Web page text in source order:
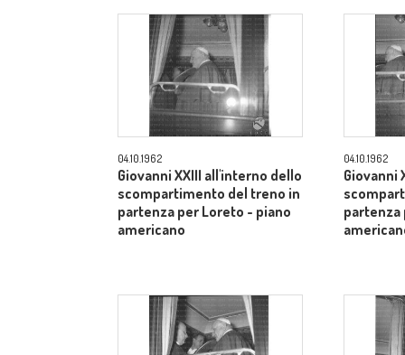
04.10.1962
Giovanni XXIII all'interno dello
scompartimento del treno in
partenza per Loreto - piano
americano
04.10.1962
Giovanni
partenza